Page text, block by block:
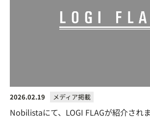
2026.02.19 メディア掲載
Nobilistaにて、LOGI FLAGが紹介されま